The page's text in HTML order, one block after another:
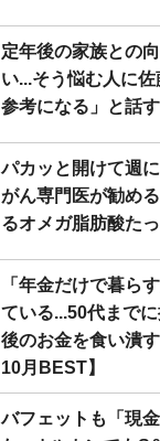
定年後の家族との
い...そう悩む人に
参考になる」と話
パカッと開けて週
がん専門医が勧め
るオメガ脂肪酸たっ
「年金だけで暮ら
ている...50代まで
後のお金を食い潰
10月BEST】
バフェットも「現